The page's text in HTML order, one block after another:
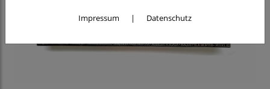
Impressum | Datenschutz